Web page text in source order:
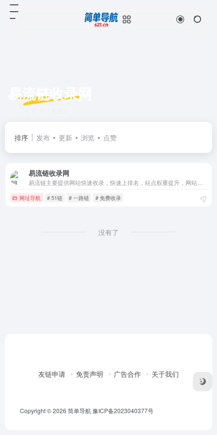
易流链收录网
排序 发布 更新 浏览 点赞
易流链收录网
网址导航 # 51链 # 一路链 # 免费收录
没有了
友链申请 免责声明 广告合作 关于我们
Copyright © 2026 简单导航豫ICP备2023040377号